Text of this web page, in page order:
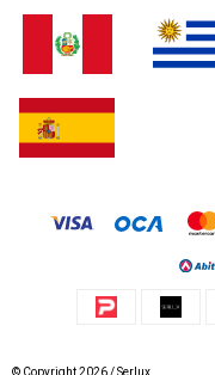
© Copyright 2026 / Serlux